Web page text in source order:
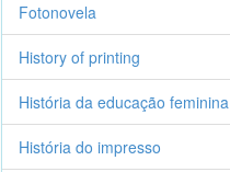
Fotonovela
History of printing
História da educação feminina
História do impresso